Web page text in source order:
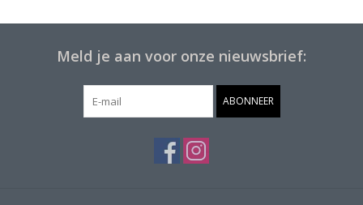
Meld je aan voor onze nieuwsbrief:
ABONNEER